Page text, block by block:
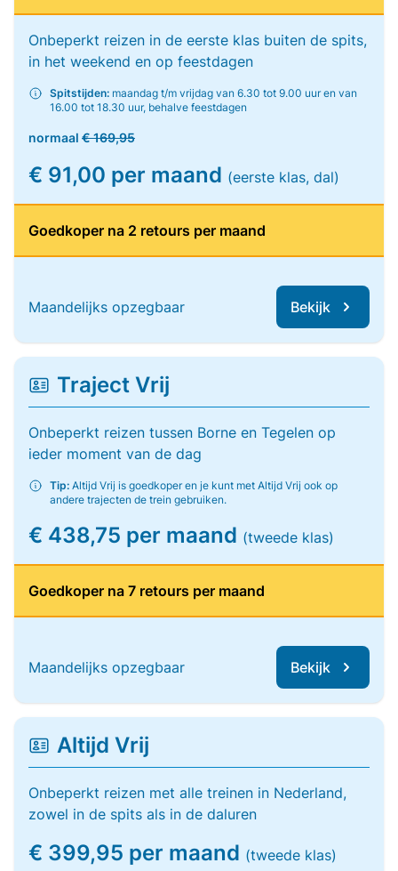
Onbeperkt reizen in de eerste klas buiten de spits,
in het weekend en op feestdagen
Spitstijden: maandag t/m vrijdag van 6.30 tot 9.00 uur en van
16.00 tot 18.30 uur, behalve feestdagen
normaal € 169,95
€ 91,00 per maand (eerste klas, dal)
Goedkoper na 2 retours per maand
Maandelijks opzegbaar Bekijk
Traject Vrij
Onbeperkt reizen tussen Borne en Tegelen op
ieder moment van de dag
Tip: Altijd Vrij is goedkoper en je kunt met Altijd Vrij ook op
andere trajecten de trein gebruiken.
€ 438,75 per maand (tweede klas)
Goedkoper na 7 retours per maand
Maandelijks opzegbaar Bekijk
Altijd Vrij
Onbeperkt reizen met alle treinen in Nederland,
zowel in de spits als in de daluren
€ 399,95 per maand (tweede klas)